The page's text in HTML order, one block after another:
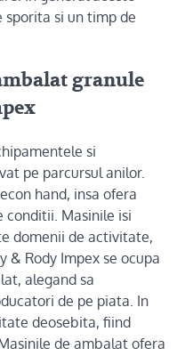
si un timp de
granule
si
pe parcursul anilor.
hand, insa ofera
Masinile isi
domenii de activitate,
& Rody Impex se ocupa
alegand sa
de pe piata. In
deosebita, fiind
de ambalat ofera